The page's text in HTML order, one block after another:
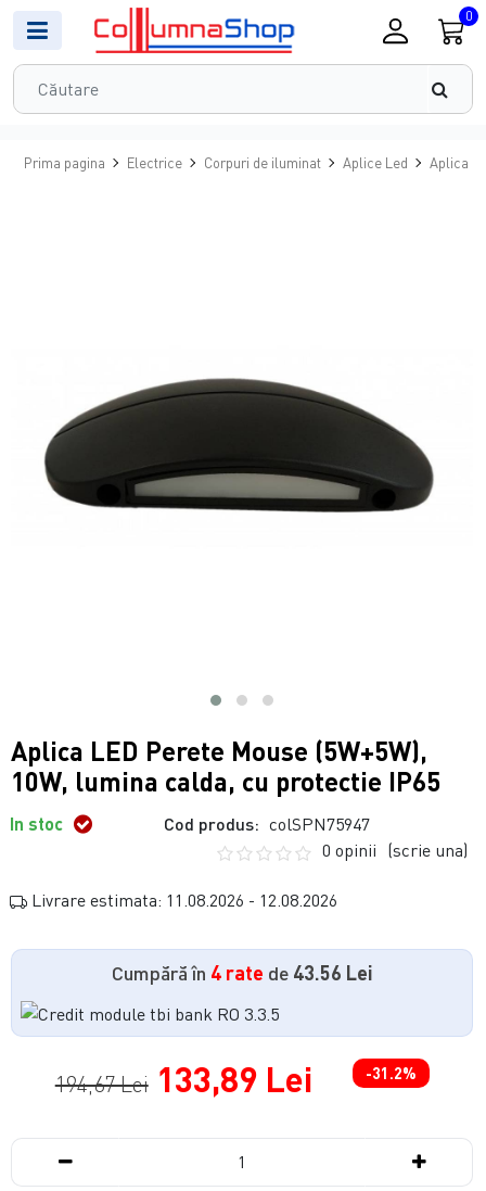
0
Prima pagina Electrice Corpuri de iluminat Aplice Led Aplica
Aplica LED Perete Mouse (5W+5W),
10W, lumina calda, cu protectie IP65
In stoc Cod produs: colSPN75947
0 opinii (scrie una)
Livrare estimata: 11.08.2026 - 12.08.2026
Cumpără în 4 rate de 43.56 Lei
194,67 Lei 133,89 Lei -31.2%